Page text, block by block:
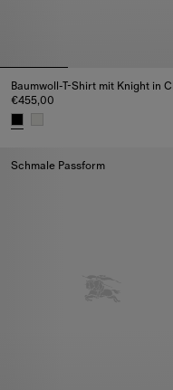
€455,00
Schmale Passform